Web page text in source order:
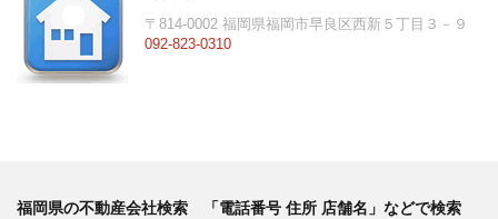
〒814-0002 福岡県福岡市早良区西新５丁目３－９
092-823-0310
福岡県の不動産会社検索 「電話番号 住所 店舗名」などで検索